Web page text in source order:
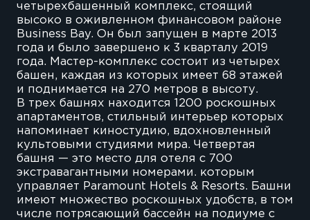
четырехбашенный комплекс, стоящий
высоко в оживленном финансовом районе
Business Bay. Он был запущен в марте 2013
года и было завершено к 3 кварталу 2019
года. Мастер-комплекс состоит из четырех
башен, каждая из которых имеет 68 этажей
и поднимается на 270 метров в высоту.
В трех башнях находится 1200 роскошных
апартаментов, стильный интерьер которых
напоминает киностудию, вдохновленный
культовыми студиями мира. Четвертая
башня — это место для отеля с 700
экстравагантными номерами. которым
управляет Paramount Hotels & Resorts. Башни
имеют множество роскошных удобств, в том
числе потрясающий бассейн на подиуме с